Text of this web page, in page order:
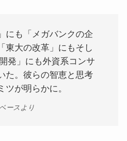
にも「メガバンクの企
東大の改革」にもそし
発」にも外資系コンサ
た。彼らの智恵と思考
ツが明らかに。
ースより